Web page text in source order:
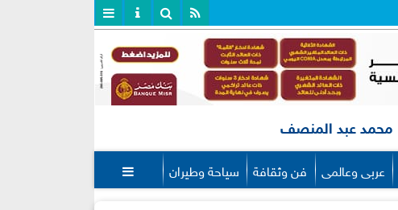
محمد عبد المنصف
عربى وعالمى فن وثقافة سياحة وطيران 